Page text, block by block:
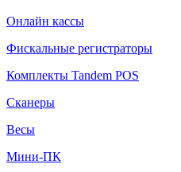
Онлайн кассы
Фискальные регистраторы
Комплекты Tandem POS
Сканеры
Весы
Мини-ПК